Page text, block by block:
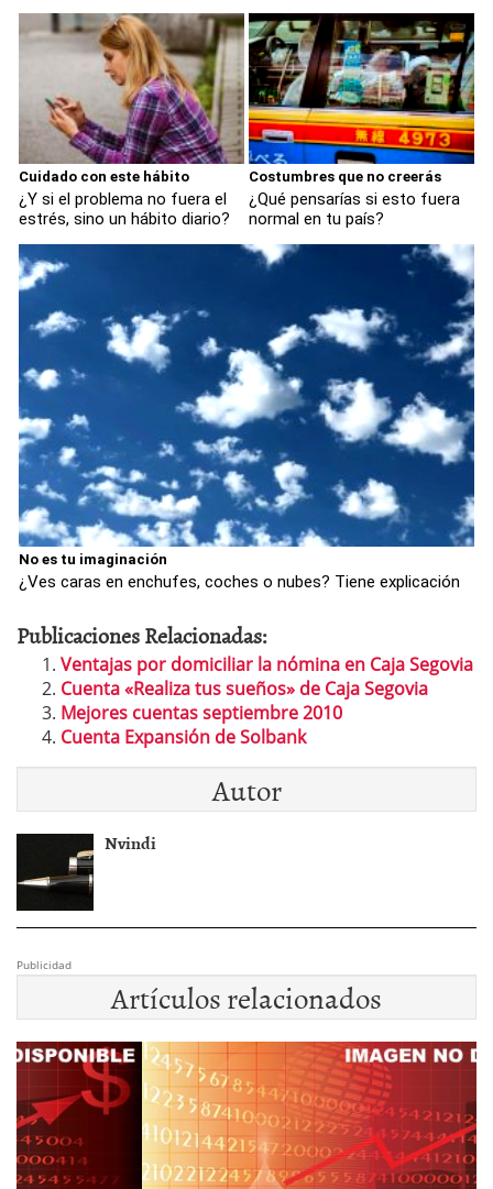
Cuidado con este hábito
¿Y si el problema no fuera el
estrés, sino un hábito diario?
Costumbres que no creerás
¿Qué pensarías si esto fuera
normal en tu país?
No es tu imaginación
¿Ves caras en enchufes, coches o nubes? Tiene explicación
Publicaciones Relacionadas:
Ventajas por domiciliar la nómina en Caja Segovia
Cuenta «Realiza tus sueños» de Caja Segovia
Mejores cuentas septiembre 2010
Cuenta Expansión de Solbank
Autor
Nvindi
Publicidad
Artículos relacionados